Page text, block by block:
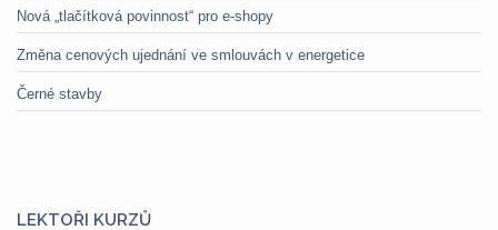
Nová „tlačítková povinnost“ pro e-shopy
Změna cenových ujednání ve smlouvách v energetice
Černé stavby
LEKTOŘI KURZŮ